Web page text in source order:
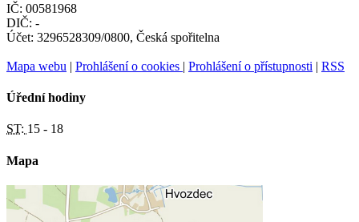
IČ: 00581968
DIČ: -
Účet: 3296528309/0800, Česká spořitelna
Mapa webu | Prohlášení o cookies | Prohlášení o přístupnosti | RSS
Úřední hodiny
ST: 15 - 18
Mapa